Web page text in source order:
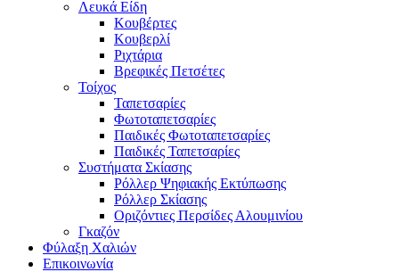
Λευκά Είδη
Κουβέρτες
Κουβερλί
Ριχτάρια
Βρεφικές Πετσέτες
Τοίχος
Ταπετσαρίες
Φωτοταπετσαρίες
Παιδικές Φωτοταπετσαρίες
Παιδικές Ταπετσαρίες
Συστήματα Σκίασης
Ρόλλερ Ψηφιακής Εκτύπωσης
Ρόλλερ Σκίασης
Οριζόντιες Περσίδες Αλουμινίου
Γκαζόν
Φύλαξη Χαλιών
Επικοινωνία